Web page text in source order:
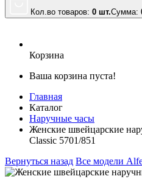
Кол.во товаров: 0 шт.Сумма:
Корзина
Ваша корзина пуста!
Главная
Каталог
Наручные часы
Женские швейцарские
Classic 5701/851
Вернуться назад Все модели